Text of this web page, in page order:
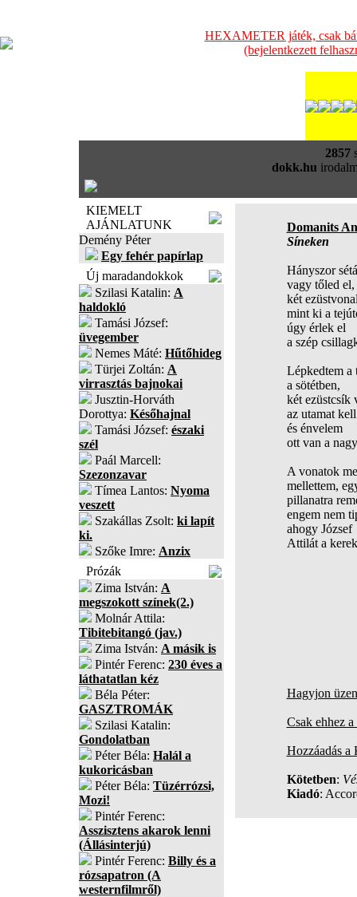
HEXAMETER játék, csak
(bejelentkezett
2857
dokk.hu
KIEMELT
AJÁNLATUNK
Demény Péter
Egy fehér papírlap
Új maradandokkok
Szilasi Katalin: A
haldokló
Tamási József:
üvegember
Nemes Máté: Hűtőhideg
Türjei Zoltán: A
virrasztás bajnokai
Jusztin-Horváth
Dorottya: Későhajnal
Tamási József: északi
szél
Paál Marcell:
Szezonzavar
Tímea Lantos: Nyoma
veszett
Szakállas Zsolt: ki lapít
ki.
Szőke Imre: Anzix
Prózák
Zima István: A
megszokott színek(2.)
Molnár Attila:
Tibitebitangó (jav.)
Zima István: A másik is
Pintér Ferenc: 230 éves a
láthatatlan kéz
Béla Péter:
GASZTROMÁK
Szilasi Katalin:
Gondolatban
Péter Béla: Halál a
kukoricásban
Péter Béla: Tüzérrózsi,
Mozi!
Pintér Ferenc:
Asszisztens akarok lenni
(Állásinterjú)
Pintér Ferenc: Billy és a
rózsapatron (A
westernfilmről)
Domanits
Síneken
Hányszor
vagy tőled el,
két
mint ki a
úgy érlek el
a szép
Lépkedtem a
a sötétben,
két ezüstcsík
az utamat
és énvelem
ott van a
A vonatok
mellettem,
pillanatra
engem nem
ahogy József
Attilát a
Hagyjon
Csak ehhez
Hozzáadás
Kötetben:
Kiadó: